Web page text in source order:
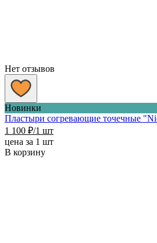
Нет отзывов
Новинки
Пластыри согревающие точечные
1 100 ₽/1 шт
цена за 1 шт
В корзину